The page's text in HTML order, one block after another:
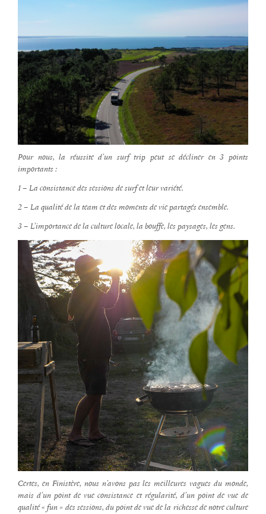
Pour nous, la réussite d’un surf trip peut se décliner en 3 points
importants :
1 – La consistance des sessions de surf et leur variété.
2 – La qualité de la team et des moments de vie partagés ensemble.
3 – L’importance de la culture locale, la bouffe, les paysages, les gens.
Certes, en Finistère, nous n’avons pas les meilleures vagues du monde,
mais d’un point de vue consistance et régularité, d’un point de vue de
qualité « fun » des sessions, du point de vue de la richesse de notre culture